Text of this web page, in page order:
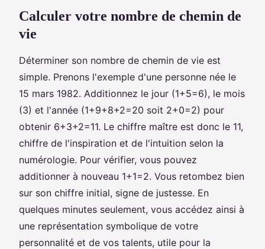
Calculer votre nombre de chemin de
vie
Déterminer son nombre de chemin de vie est
simple. Prenons l'exemple d'une personne née le
15 mars 1982. Additionnez le jour (1+5=6), le mois
(3) et l'année (1+9+8+2=20 soit 2+0=2) pour
obtenir 6+3+2=11. Le chiffre maître est donc le 11,
chiffre de l'inspiration et de l'intuition selon la
numérologie. Pour vérifier, vous pouvez
additionner à nouveau 1+1=2. Vous retombez bien
sur son chiffre initial, signe de justesse. En
quelques minutes seulement, vous accédez ainsi à
une représentation symbolique de votre
personnalité et de vos talents, utile pour la